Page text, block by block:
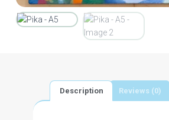
Description Reviews (0)